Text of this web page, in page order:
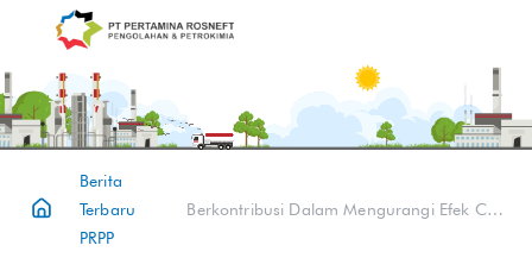
Berita
Terbaru
PRPP
Berkontribusi Dalam Mengurangi Efek CO2, Pertamina GRR Tuban Tanam 20.000 Bibit Cemara Laut